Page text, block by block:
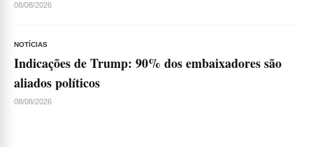
08/08/2026
NOTÍCIAS
Indicações de Trump: 90% dos embaixadores são
aliados políticos
08/08/2026